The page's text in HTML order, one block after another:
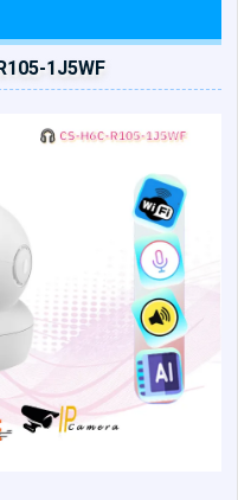
1J5WF